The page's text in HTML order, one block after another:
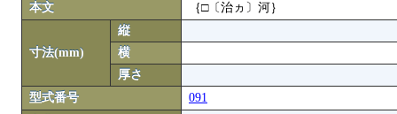
本文
｛□〔治ヵ〕河｝
寸法(mm)
縦
横
厚さ
型式番号
091